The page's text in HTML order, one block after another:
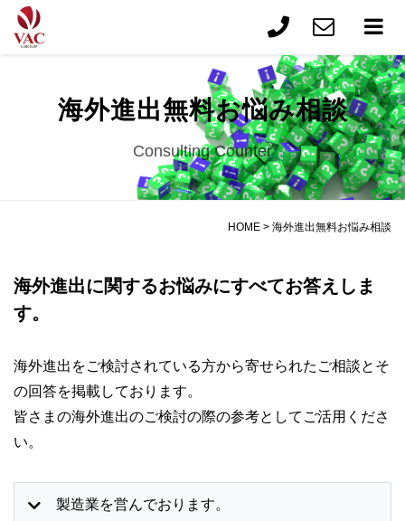
海外進出無料お悩み相談
Consulting Counter
HOME > 海外進出無料お悩み相談
海外進出に関するお悩みにすべてお答えしま
す。
海外進出をご検討されている方から寄せられたご相談とそ
の回答を掲載しております。
皆さまの海外進出のご検討の際の参考としてご活用くださ
い。
製造業を営んでおります。